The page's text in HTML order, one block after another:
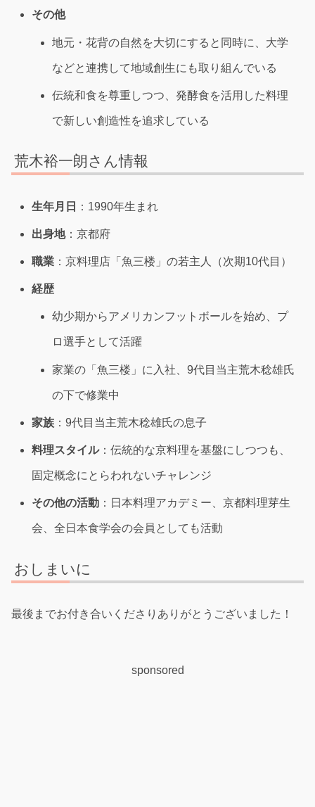
その他
地元・花背の自然を大切にすると同時に、大学
などと連携して地域創生にも取り組んでいる
伝統和食を尊重しつつ、発酵食を活用した料理
で新しい創造性を追求している
荒木裕一朗さん情報
生年月日 ：1990年生まれ
出身地：京都府
職業 ：京料理店「魚三楼」の若主人（次期10代目）
経歴
幼少期からアメリカンフットボールを始め、プ
ロ選手として活躍
家業の「魚三楼」に入社、9代目当主荒木稔雄氏
の下で修業中
家族 ：9代目当主荒木稔雄氏の息子
料理スタイル：伝統的な京料理を基盤にしつつも、
固定概念にとらわれないチャレンジ
その他の活動 ：日本料理アカデミー、京都料理芽生
会、全日本食学会の会員としても活動
おしまいに
最後までお付き合いくださりありがとうございました！
sponsored